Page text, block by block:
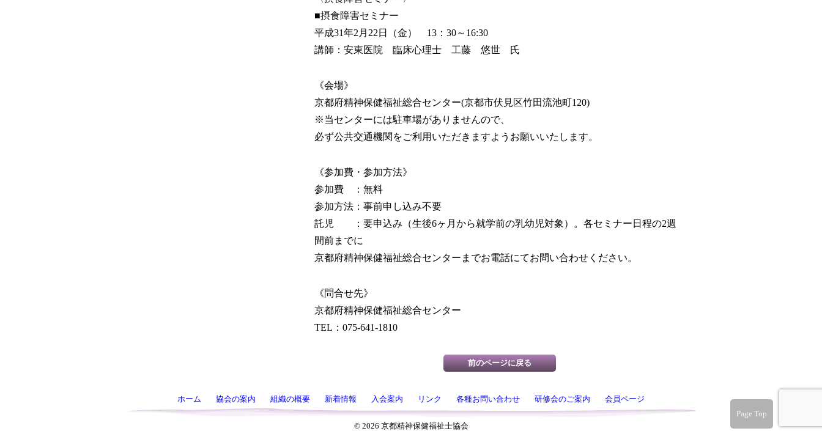
■摂食障害セミナー
平成31年2月22日（金） 13：30～16:30
講師：安東医院 臨床心理士 工藤 悠世 氏
《会場》
京都府精神保健福祉総合センター(京都市伏見区竹田流池町120)
※当センターには駐車場がありませんので、
必ず公共交通機関をご利用いただきますようお願いいたします。
《参加費・参加方法》
参加費 ：無料
参加方法：事前申し込み不要
託児 ：要申込み（生後6ヶ月から就学前の乳幼児対象）。各セミナー日程の2週
間前までに
京都府精神保健福祉総合センターまでお電話にてお問い合わせください。
《問合せ先》
京都府精神保健福祉総合センター
TEL：075-641-1810
ホーム 協会の案内 組織の概要 新着情報 入会案内 リンク 各種お問い合わせ 研修会のご案内
会員ページ
Page Top
© 2026 京都精神保健福祉士協会